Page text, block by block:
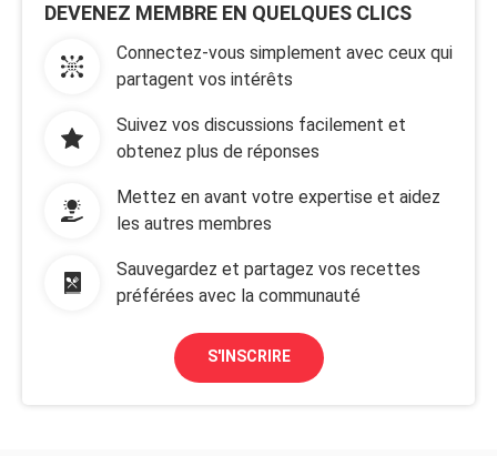
DEVENEZ MEMBRE EN QUELQUES CLICS
Connectez-vous simplement avec ceux qui
partagent vos intérêts
Suivez vos discussions facilement et
obtenez plus de réponses
Mettez en avant votre expertise et aidez
les autres membres
Sauvegardez et partagez vos recettes
préférées avec la communauté
S'INSCRIRE